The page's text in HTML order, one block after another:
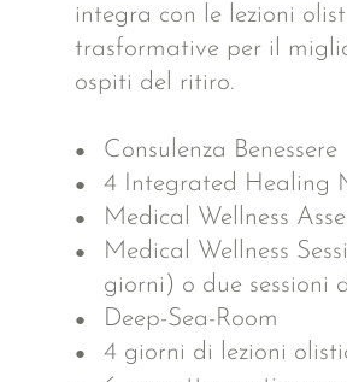
integra con le lezioni
trasformative per il
ospiti del ritiro.
Consulenza Benessere
4 Integrated Healing
Medical Wellness
Medical Wellness
giorni) o due sessioni
Deep-Sea-Room
4 giorni di lezioni